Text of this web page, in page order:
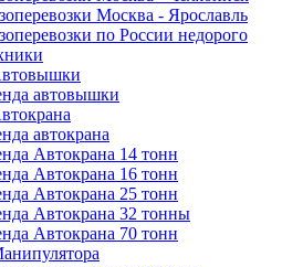
Москва - Ярославль
по России недорого
автовышки
автокрана
Автокрана 14 тонн
Автокрана 16 тонн
Автокрана 25 тонн
Автокрана 32 тонны
Автокрана 70 тонн